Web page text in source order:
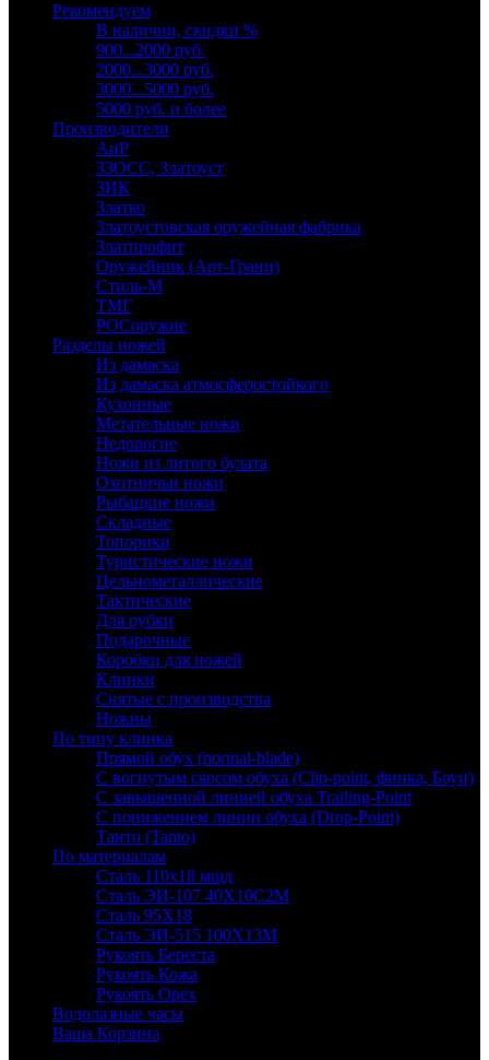
Рекомендуем
В наличии, скидки %
900...2000 руб.
2000...3000 руб.
3000...5000 руб.
5000 руб. и более
Производители
АиР
ЗЗОСС, Златоуст
ЗИК
Златко
Златоустовская оружейная фабрика
Златпрофит
Оружейник (Арт-Грани)
Стиль-М
ТМГ
РОСоружие
Разделы ножей
Из дамаска
Из дамаска атмосферостойкого
Кухонные
Метательные ножи
Недорогие
Ножи из литого булата
Охотничьи ножи
Рыбацкие ножи
Складные
Топорики
Туристические ножи
Цельнометаллические
Тактические
Для рубки
Подарочные
Коробки для ножей
Клинки
Снятые с производства
Ножны
По типу клинка
Прямой обух (normal-blade)
С вогнутым скосом обуха (Clip-point, финка, Боуи)
С завышенной линией обуха Trailing-Point
С понижением линии обуха (Drop-Point)
Танто (Tanto)
По материалам
Сталь 110х18 мшд
Сталь ЭИ-107 40Х10С2М
Сталь 95Х18
Сталь ЭИ-515 100Х13М
Рукоять Береста
Рукоять Кожа
Рукоять Орех
Водолазные часы
Ваша Корзина